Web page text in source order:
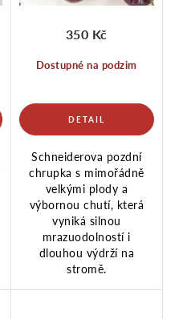
Dostupné na podzim
350 Kč
Schneiderova pozdní
chrupka s mimořádně
velkými plody a
výbornou chutí, která
vyniká silnou
mrazuodolností i
dlouhou výdrží na
stromě.